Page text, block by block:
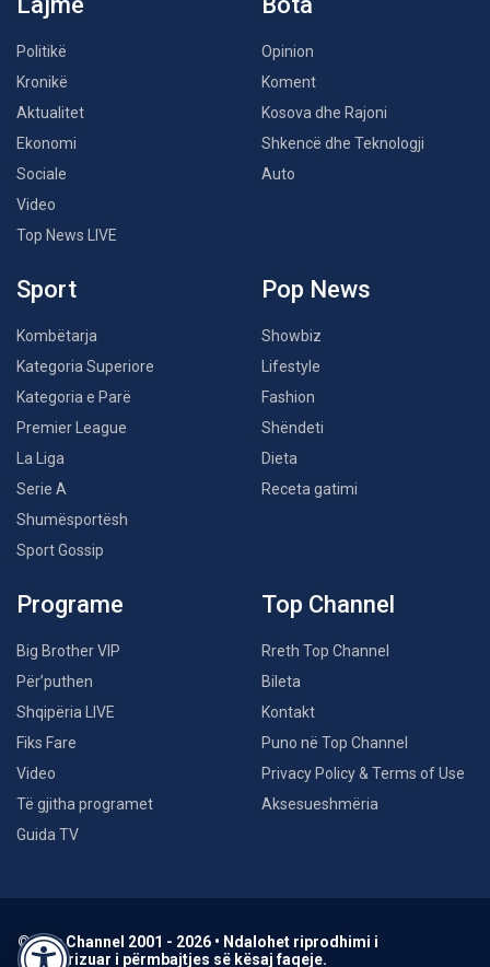
Politikë
Kronikë
Aktualitet
Ekonomi
Sociale
Video
Top News LIVE
Opinion
Koment
Kosova dhe Rajoni
Shkencë dhe Teknologji
Auto
Sport
Kombëtarja
Kategoria Superiore
Kategoria e Parë
Premier League
La Liga
Serie A
Shumësportësh
Sport Gossip
Pop News
Showbiz
Lifestyle
Fashion
Shëndeti
Dieta
Receta gatimi
Programe
Big Brother VIP
Për’puthen
Shqipëria LIVE
Fiks Fare
Video
Të gjitha programet
Guida TV
Top Channel
Rreth Top Channel
Bileta
Kontakt
Puno në Top Channel
Privacy Policy & Terms of Use
Aksesueshmëria
© Top Channel 2001 - 2026 • Ndalohet riprodhimi i
paautorizuar i përmbajtjes së kësaj faqeje.